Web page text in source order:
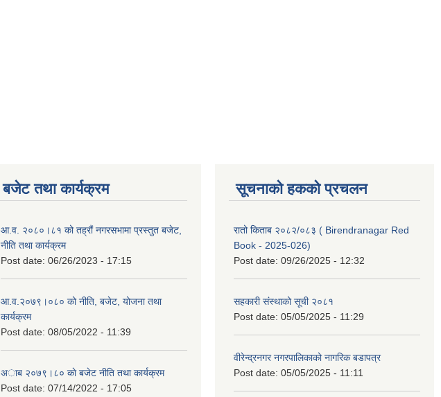
बजेट तथा कार्यक्रम
आ.व. २०८०।८१ को तह्रौं नगरसभामा प्रस्तुत बजेट,
नीति तथा कार्यक्रम
Post date: 06/26/2023 - 17:15
आ.व.२०७९।०८० को नीति, बजेट, योजना तथा
कार्यक्रम
Post date: 08/05/2022 - 11:39
अाब २०७९।८० काे बजेट नीति तथा कार्यक्रम
Post date: 07/14/2022 - 17:05
सूचनाको हकको प्रचलन
रातो किताब २०८२/०८३ ( Birendranagar Red
Book - 2025-026)
Post date: 09/26/2025 - 12:32
सहकारी संस्थाको सूची २०८१
Post date: 05/05/2025 - 11:29
वीरेन्द्रनगर नगरपालिकाको नागरिक बडापत्र
Post date: 05/05/2025 - 11:11